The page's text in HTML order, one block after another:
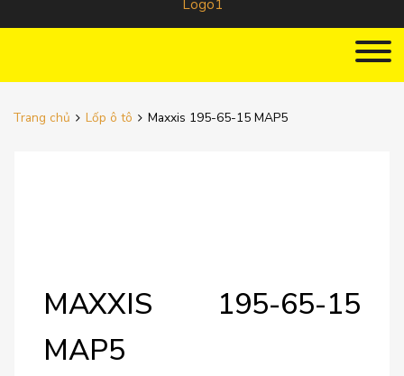
Trang chủ Lốp ô tô Maxxis 195-65-15 MAP5
MAXXIS 195-65-15
MAP5